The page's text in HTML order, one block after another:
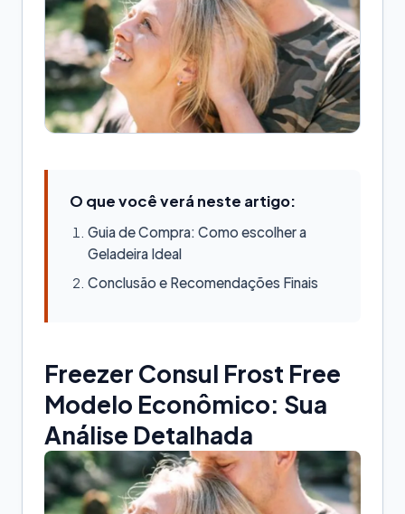
O que você verá neste artigo:
Guia de Compra: Como escolher a
Geladeira Ideal
Conclusão e Recomendações Finais
Freezer Consul Frost Free
Modelo Econômico: Sua
Análise Detalhada